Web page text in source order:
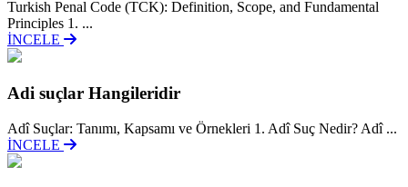
Turkish Penal Code (TCK): Definition, Scope, and Fundamental
Principles 1. ...
İNCELE
Adi suçlar Hangileridir
Adî Suçlar: Tanımı, Kapsamı ve Örnekleri 1. Adî Suç Nedir? Adî ...
İNCELE